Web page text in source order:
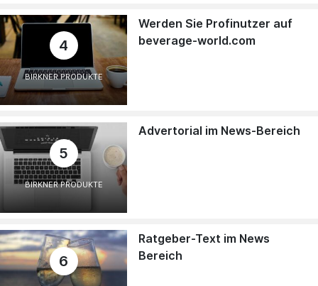
4
BIRKNER PRODUKTE
Werden Sie Profinutzer auf
beverage-world.com
5
BIRKNER PRODUKTE
Advertorial im News-Bereich
6
Ratgeber-Text im News
Bereich